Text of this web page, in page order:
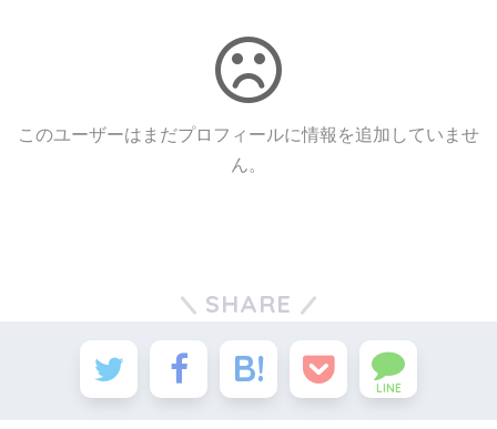
このユーザーはまだプロフィールに情報を追加していませ
ん。
SHARE
LINE